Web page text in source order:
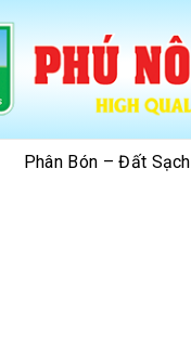
Phân Bón – Đất Sạch